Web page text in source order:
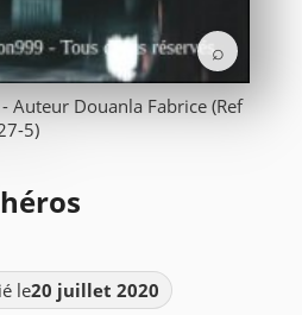
⌕
Auteur Douanla Fabrice (Ref
5)
le20 juillet 2020